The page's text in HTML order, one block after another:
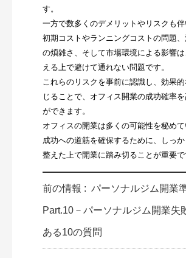
す。
一方で数多くのデメリットやリスクも伴
初期コストやランニングコストの問題、
の煩雑さ、そして市場環境による影響
える上で避けて通れない問題です。
これらのリスクを事前に認識し、効果
じることで、オフィス開業の成功確率を
ができます。
オフィスの開業は多くの可能性を秘めて
成功への道筋を確保するために、しっ
整えた上で開業に踏み切ることが重要で
前の情報 : パーソナルジム開業
Part.10－パーソナルジム開業失
ある10の質問